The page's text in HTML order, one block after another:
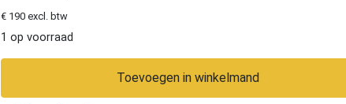
€ 190 excl. btw
1 op voorraad
Toevoegen in winkelmand